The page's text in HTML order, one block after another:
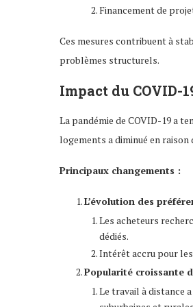
Financement de
Ces mesures contribuent à
problèmes structurels.
Impact du COVID-
La pandémie de COVID-19 a
logements a diminué en raison
Principaux changements :
L’évolution des
Les acheteurs
dédiés.
Intérêt accru pour
Popularité croissante
Le travail à distance